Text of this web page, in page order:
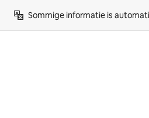
Sommige informatie is